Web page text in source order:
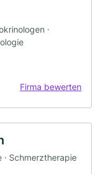
·
Firma bewerten
· Schmerztherapie